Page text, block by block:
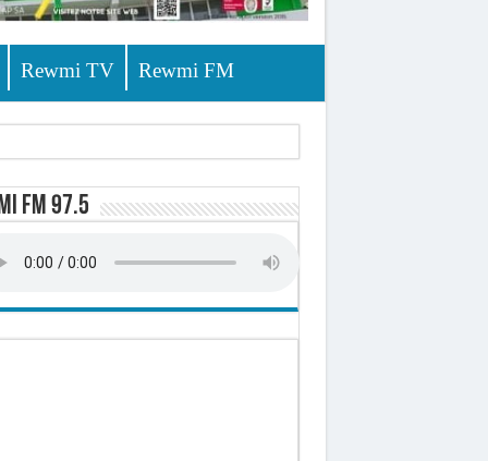
Rewmi TV Rewmi FM
(officiel)
FM 97.5